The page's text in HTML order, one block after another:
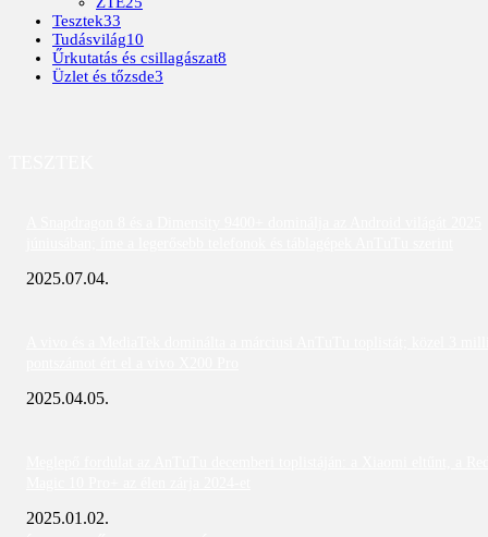
Tesztek33
Tudásvilág10
Űrkutatás és csillagászat8
Üzlet és tőzsde3
2025.07.04.
2025.04.05.
2025.01.02.